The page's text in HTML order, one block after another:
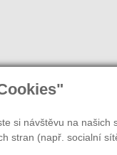
si návštěvu na
stran (např. socialní